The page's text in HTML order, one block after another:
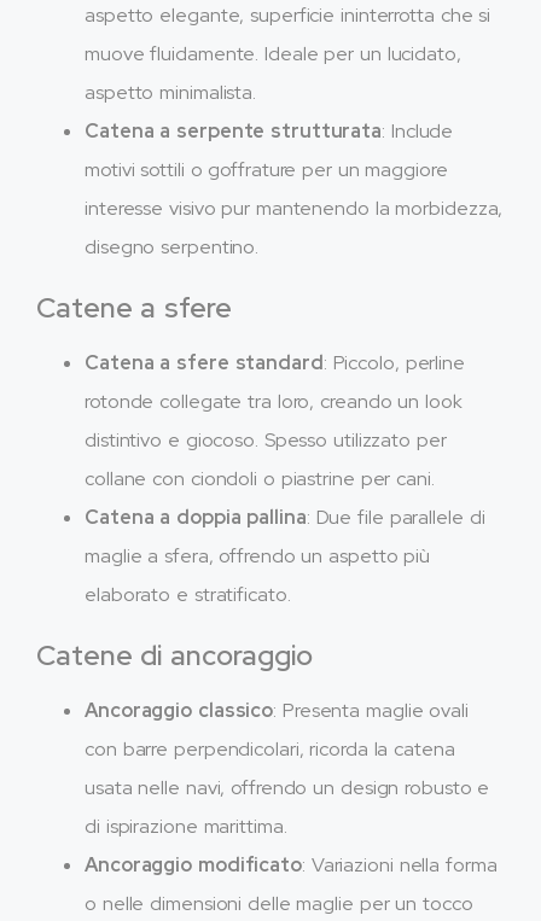
aspetto elegante, superficie ininterrotta che si
muove fluidamente. Ideale per un lucidato,
aspetto minimalista.
Catena a serpente strutturata: Include
motivi sottili o goffrature per un maggiore
interesse visivo pur mantenendo la morbidezza,
disegno serpentino.
Catene a sfere
Catena a sfere standard: Piccolo, perline
rotonde collegate tra loro, creando un look
distintivo e giocoso. Spesso utilizzato per
collane con ciondoli o piastrine per cani.
Catena a doppia pallina: Due file parallele di
maglie a sfera, offrendo un aspetto più
elaborato e stratificato.
Catene di ancoraggio
Ancoraggio classico: Presenta maglie ovali
con barre perpendicolari, ricorda la catena
usata nelle navi, offrendo un design robusto e
di ispirazione marittima.
Ancoraggio modificato: Variazioni nella forma
o nelle dimensioni delle maglie per un tocco